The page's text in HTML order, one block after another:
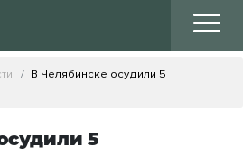
В Челябинске осудили 5
5